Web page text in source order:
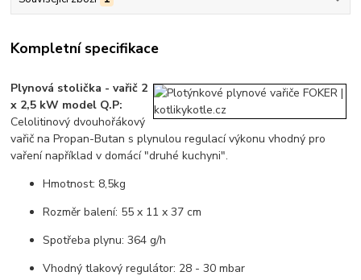
Kompletní specifikace
Plynová stolička - vařič 2
x 2,5 kW model Q.P:
Celolitinový dvouhořákový
vařič na Propan-Butan s plynulou regulací výkonu vhodný pro
vaření například v domácí "druhé kuchyni".
Hmotnost: 8,5kg
Rozměr balení: 55 x 11 x 37 cm
Spotřeba plynu: 364 g/h
Vhodný tlakový regulátor: 28 - 30 mbar